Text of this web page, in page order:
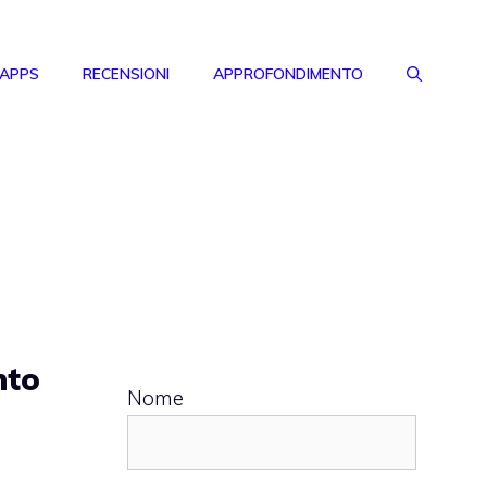
RECENSIONI APPROFONDIMENTO
Nome